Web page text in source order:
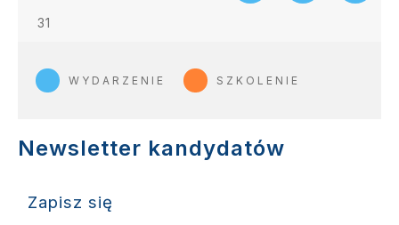
31
WYDARZENIE SZKOLENIE
Newsletter kandydatów
Zapisz się